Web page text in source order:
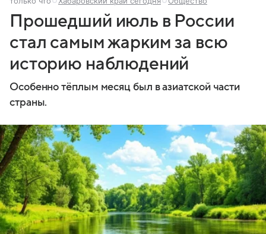
Прошедший июль в России
стал самым жарким за всю
историю наблюдений
Особенно тёплым месяц был в азиатской части
страны.